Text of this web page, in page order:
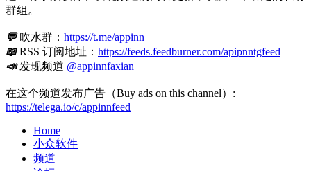
群组。
💬吹水群： https://t.me/appinn
📖RSS 订阅地址： https://feeds.feedburner.com/apipnntgfeed
📣发现频道 @appinnfaxian
在这个频道发布广告（Buy ads on this channel）:
https://telega.io/c/appinnfeed
Home
小众软件
频道